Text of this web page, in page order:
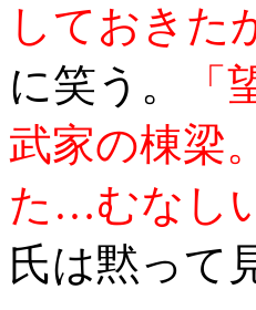
しておきた
に笑う。
武家の棟梁
た…むなし
氏は黙って